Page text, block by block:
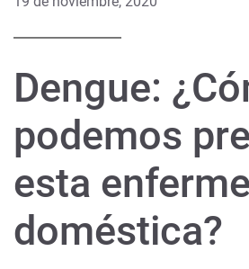
Dengue:
podemos
esta
doméstica?